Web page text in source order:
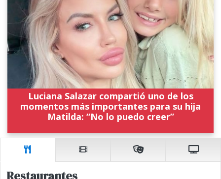
Luciana Salazar compartió uno de los
momentos más importantes para su hija
Matilda: “No lo puedo creer”